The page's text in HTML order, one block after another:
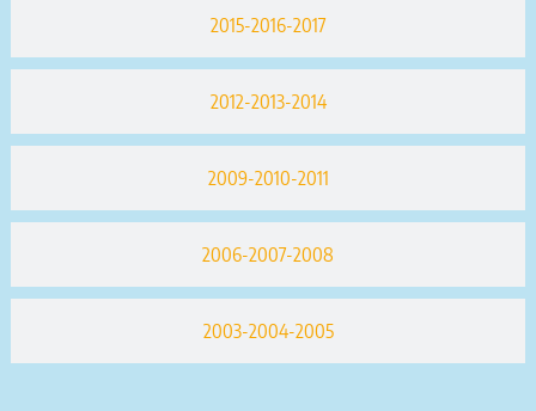
2015-2016-2017
2012-2013-2014
2009-2010-2011
2006-2007-2008
2003-2004-2005